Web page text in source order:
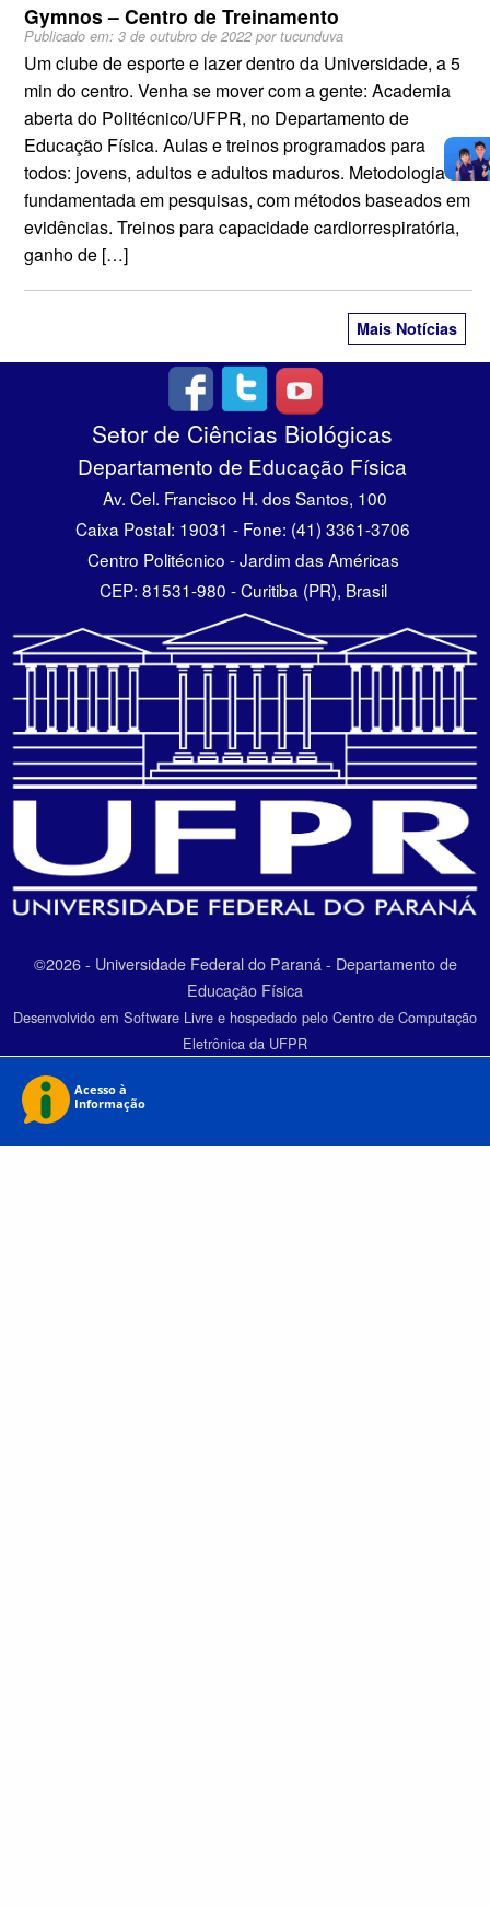
Gymnos – Centro de Treinamento
Publicado em: 3 de outubro de 2022portucunduva
Um clube de esporte e lazer dentro da Universidade, a 5
min do centro. Venha se mover com a gente: Academia
aberta do Politécnico/UFPR, no Departamento de
Educação Física. Aulas e treinos programados para
todos: jovens, adultos e adultos maduros. Metodologia
fundamentada em pesquisas, com métodos baseados em
evidências. Treinos para capacidade cardiorrespiratória,
ganho de […]
Mais Notícias
Setor de Ciências Biológicas
Departamento de Educação Física
Av. Cel. Francisco H. dos Santos, 100
Caixa Postal: 19031 - Fone: (41) 3361-3706
Centro Politécnico - Jardim das Américas
CEP: 81531-980 - Curitiba (PR), Brasil
©2026 - Universidade Federal do Paraná - Departamento de
Educação Física
Desenvolvido em Software Livre e hospedado pelo Centro de Computação
Eletrônica da UFPR